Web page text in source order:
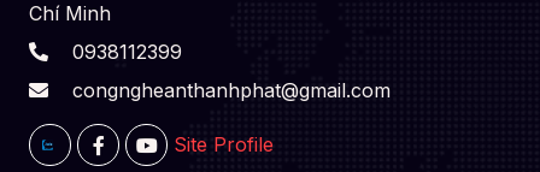
Chí Minh
0938112399
congngheanthanhphat@gmail.com
Site Profile